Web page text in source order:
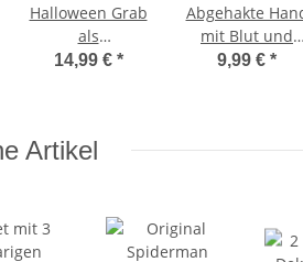
Halloween Grab
als
Getränkekühler
14,99 € *
Abgehakte
mit Blut und
Knochen
9,99 € *
Artikel